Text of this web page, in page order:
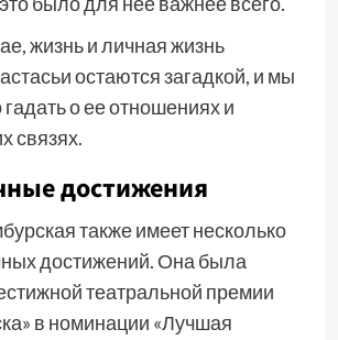
жизнь и личная жизнь
остаются загадкой, и мы
о ее отношениях и
связях.
достижения
также имеет несколько
достижений. Она была
театральной премии
в номинации «Лучшая